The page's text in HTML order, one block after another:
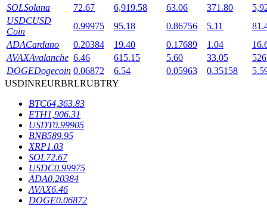
Launchpool
活期質押獲得熱門資產
鎖倉BTR
SOLSolana 72.67 6,919.58 63.06 371.80
USDCUSD
Coin
0.99975 95.18 0.86756 5.11
ADACardano 0.20384 19.40 0.17689 1.04
AVAXAvalanche 6.46 615.15 5.60 33.05
DOGEDogecoin 0.06872 6.54 0.05963 0.35158
USDINREURBRLRUBTRY
BTC64,363.83
ETH1,906.31
USDT0.99905
BNB589.95
XRP1.03
SOL72.67
USDC0.99975
ADA0.20384
AVAX6.46
DOGE0.06872